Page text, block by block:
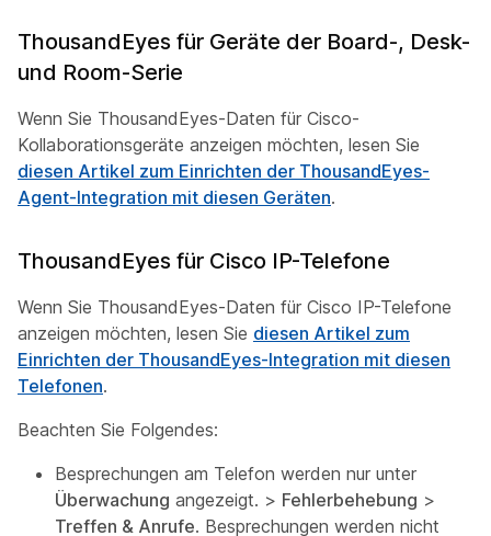
ThousandEyes für Geräte der Board-, Desk-
und Room-Serie
Wenn Sie ThousandEyes-Daten für Cisco-
Kollaborationsgeräte anzeigen möchten, lesen Sie
diesen Artikel zum Einrichten der ThousandEyes-
Agent-Integration mit diesen Geräten.
ThousandEyes für Cisco IP-Telefone
Wenn Sie ThousandEyes-Daten für Cisco IP-Telefone
anzeigen möchten, lesen Sie diesen Artikel zum
Einrichten der ThousandEyes-Integration mit diesen
Telefonen.
Beachten Sie Folgendes:
Besprechungen am Telefon werden nur unter
Überwachung angezeigt. > Fehlerbehebung >
Treffen & Anrufe. Besprechungen werden nicht